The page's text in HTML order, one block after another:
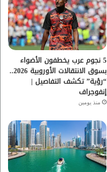
و
ب
ق
ر
م
5 نجوم عرب يخطفون الأضواء
بسوق الانتقالات الأوروبية 2026..
“رؤية” تكشف التفاصيل |
إنفوجراف
منذ يومين